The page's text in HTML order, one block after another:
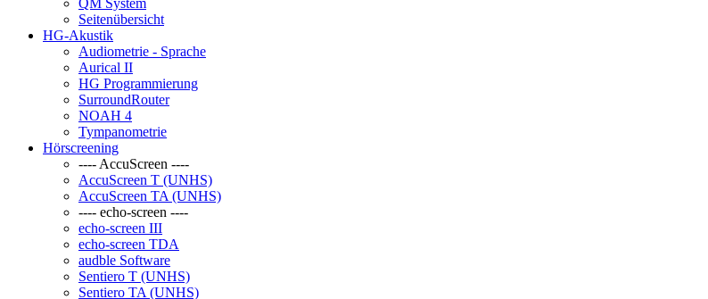
Seitenübersicht
HG-Akustik
Audiometrie - Sprache
Aurical II
HG Programmierung
SurroundRouter
NOAH 4
Tympanometrie
Hörscreening
---- AccuScreen ----
AccuScreen T (UNHS)
AccuScreen TA (UNHS)
---- echo-screen ----
echo-screen III
echo-screen TDA
audble Software
Sentiero T (UNHS)
Sentiero TA (UNHS)